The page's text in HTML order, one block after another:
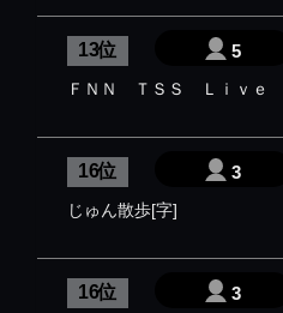
13 位 5
ＦＮＮ ＴＳＳ Ｌｉｖｅ
16 位 3
じゅん散歩[字]
16 位 3